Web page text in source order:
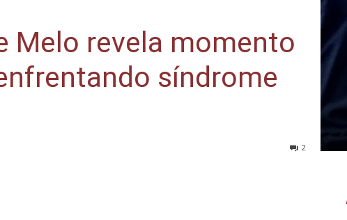
Melo revela momento
síndrome
2